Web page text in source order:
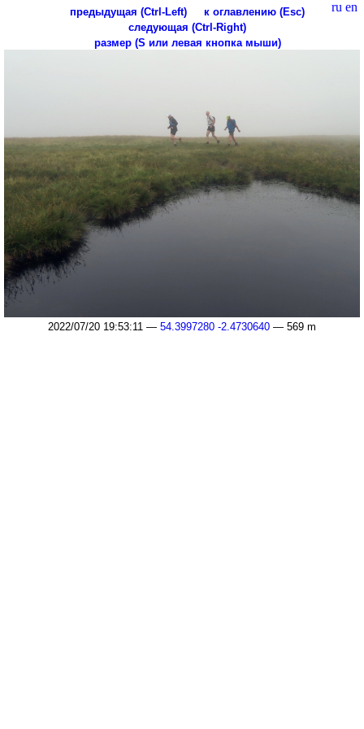
ru en
предыдущая (Ctrl-Left)
к оглавлению (Esc)
следующая (Ctrl-Right)
размер (S или левая кнопка мыши)
2022/07/20 19:53:11 — 54.3997280 -2.4730640 — 569 m